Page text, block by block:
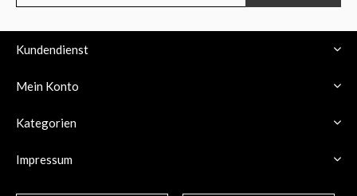
Kundendienst
Mein Konto
Kategorien
Impressum